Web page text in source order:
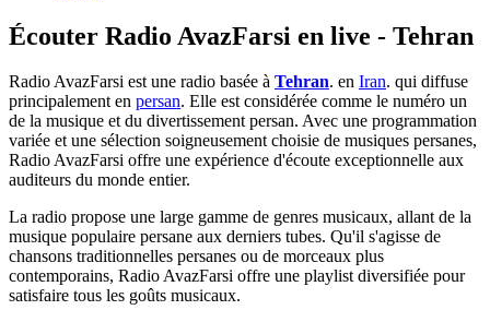
Écouter Radio AvazFarsi en live - Tehran
Radio AvazFarsi est une radio basée à Tehran. en Iran. qui diffuse
principalement en persan. Elle est considérée comme le numéro un
de la musique et du divertissement persan. Avec une programmation
variée et une sélection soigneusement choisie de musiques persanes,
Radio AvazFarsi offre une expérience d'écoute exceptionnelle aux
auditeurs du monde entier.
La radio propose une large gamme de genres musicaux, allant de la
musique populaire persane aux derniers tubes. Qu'il s'agisse de
chansons traditionnelles persanes ou de morceaux plus
contemporains, Radio AvazFarsi offre une playlist diversifiée pour
satisfaire tous les goûts musicaux.